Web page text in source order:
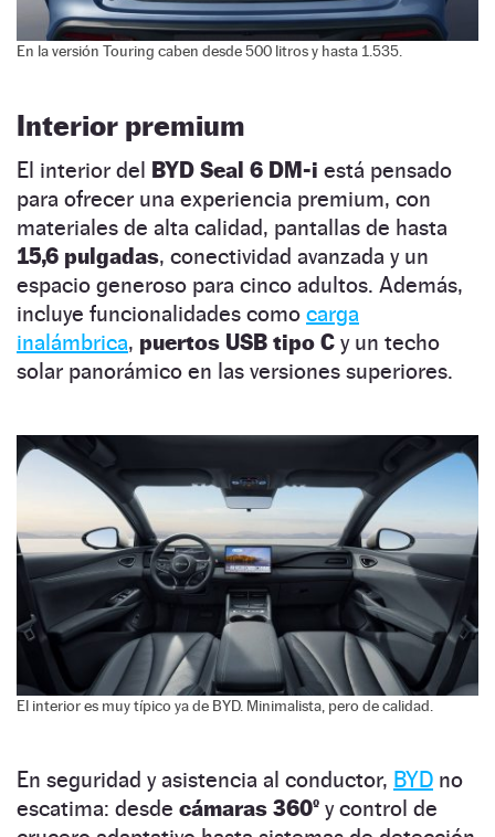
En la versión Touring caben desde 500 litros y hasta 1.535.
Interior premium
El interior del BYD Seal 6 DM-i está pensado
para ofrecer una experiencia premium, con
materiales de alta calidad, pantallas de hasta
15,6 pulgadas, conectividad avanzada y un
espacio generoso para cinco adultos. Además,
incluye funcionalidades como carga
inalámbrica, puertos USB tipo C y un techo
solar panorámico en las versiones superiores.
El interior es muy típico ya de BYD. Minimalista, pero de calidad.
En seguridad y asistencia al conductor, BYD no
escatima: desde cámaras 360º y control de